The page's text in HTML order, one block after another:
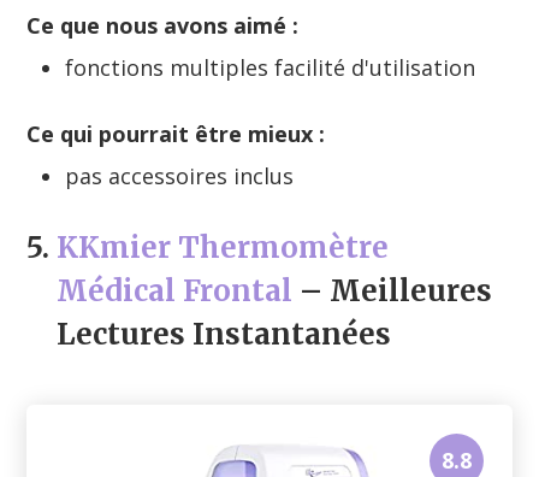
Ce que nous avons aimé :
fonctions multiples facilité d'utilisation
Ce qui pourrait être mieux :
pas accessoires inclus
5. KKmier Thermomètre
Médical Frontal – Meilleures
Lectures Instantanées
8.8